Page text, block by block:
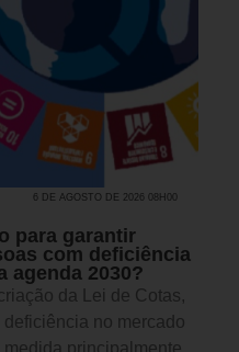
6 DE AGOSTO DE 2026 08H00
para garantir
com deficiência
agenda 2030?
da Lei de Cotas,
no mercado